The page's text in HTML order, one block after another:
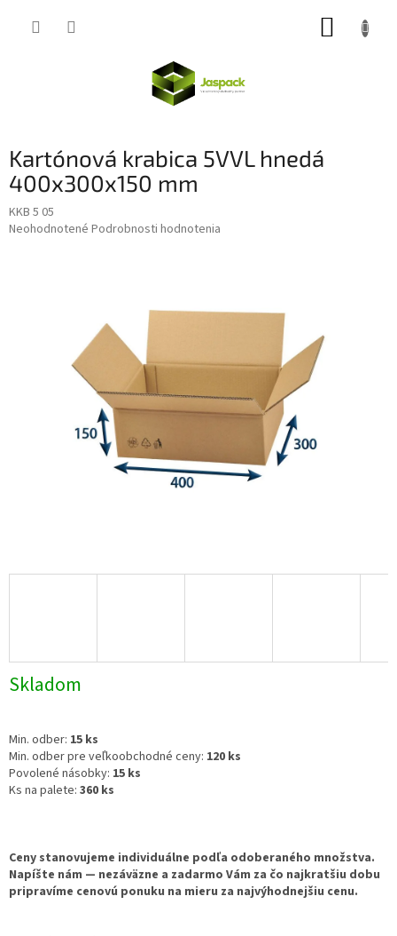
Kartónová krabica 5VVL hnedá
400x300x150 mm
KKB 5 05
Priemerné
Neohodnotené Podrobnosti hodnotenia
Skladom
Min. odber: 15 ks
Min. odber pre veľkoobchodné ceny: 120 ks
Povolené násobky: 15 ks
Ks na palete: 360 ks
Ceny stanovujeme individuálne podľa odoberaného množstva.
Napíšte nám — nezáväzne a zadarmo Vám za čo najkratšiu dobu
pripravíme cenovú ponuku na mieru za najvýhodnejšiu cenu.